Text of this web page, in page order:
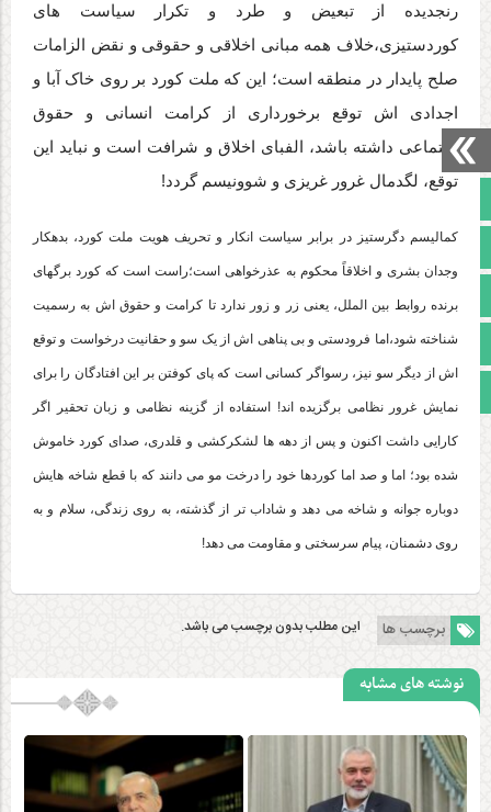
صفحه نخست
تالار گفتمان
اینستاگرام
رنجدیده از تبعیض و طرد و تکرار سیاست های
کوردستیزی،خلاف همه مبانی اخلاقی و حقوقی و نقض الزامات
صلح پایدار در منطقه است؛ این که ملت کورد بر روی خاک آبا و
اجدادی اش توقع برخورداری از کرامت انسانی و حقوق
اجتماعی داشته باشد، الفبای اخلاق و شرافت است و نباید این
توقع، لگدمال غرور غریزی و شوونیسم گردد!
کمالیسم دگرستیز در برابر سیاست انکار و تحریف هویت ملت کورد، بدهکار
وجدان بشری و اخلاقاً محکوم به عذرخواهی است؛راست است که کورد برگهای
برنده روابط بین الملل، یعنی زر و زور ندارد تا کرامت و حقوق اش به رسمیت
شناخته شود،اما فرودستی و بی پناهی اش از یک سو و حقانیت درخواست و توقع
اش از دیگر سو نیز، رسواگر کسانی است که پای کوفتن بر این افتادگان را برای
نمایش غرور نظامی برگزیده اند! استفاده از گزینه نظامی و زبان تحقیر اگر
کارایی داشت اکنون و پس از دهه ها لشکرکشی و قلدری، صدای کورد خاموش
شده بود؛ اما و صد اما کوردها خود را درخت مو می دانند که با قطع شاخه هایش
دوباره جوانه و شاخه می دهد و شاداب تر از گذشته، به روی زندگی، سلام و به
روی دشمنان، پیام سرسختی و مقاومت می دهد!
برچسب ها این مطلب بدون برچسب می باشد.
نوشته های مشابه